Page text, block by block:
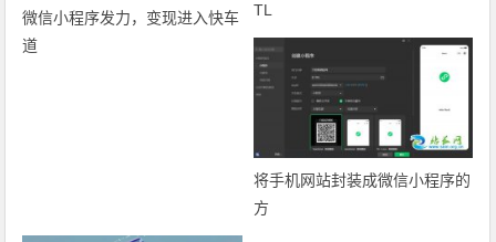
微信小程序发力，变现进入快车
道
TL
将手机网站封装成微信小程序的
方